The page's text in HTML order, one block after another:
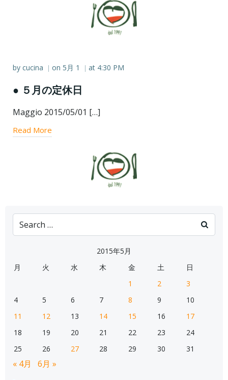
by cucina | on 5月 1 | at 4:30 PM
● ５月の定休日
Maggio 2015/05/01 […]
Read More
Search
for:
2015年5月
月
火 水 木 金 土
日
1
2
3
4
5 6 7 8 9
10
11
12 13 14 15 16
17
18
19 20 21 22 23
24
25
26 27 28 29 30 31
« 4月 6月 »